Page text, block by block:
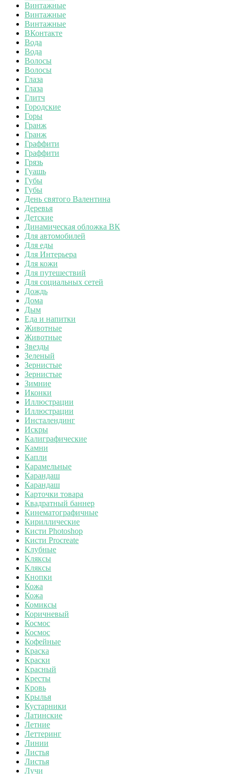
Винтажные
Винтажные
Винтажные
ВКонтакте
Вода
Вода
Волосы
Волосы
Глаза
Глаза
Глитч
Городские
Горы
Гранж
Гранж
Граффити
Граффити
Грязь
Гуашь
Губы
Губы
День святого Валентина
Деревья
Детские
Динамическая обложка ВК
Для автомобилей
Для еды
Для Интерьера
Для кожи
Для путешествий
Для социальных сетей
Дождь
Дома
Дым
Еда и напитки
Животные
Животные
Звезды
Зеленый
Зернистые
Зернистые
Зимние
Иконки
Иллюстрации
Иллюстрации
Инсталендинг
Искры
Калиграфические
Камни
Капли
Карамельные
Карандаш
Карандаш
Карточки товара
Квадратный баннер
Кинематографичные
Кириллические
Кисти Photoshop
Кисти Procreate
Клубные
Кляксы
Кляксы
Кнопки
Кожа
Кожа
Комиксы
Коричневый
Космос
Космос
Кофейные
Краска
Краски
Красный
Кресты
Кровь
Крылья
Кустарники
Латинские
Летние
Леттеринг
Линии
Листья
Листья
Лучи